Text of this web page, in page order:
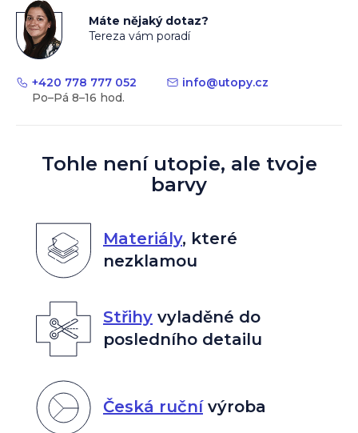
Máte nějaký dotaz?
Tereza vám poradí
+420 778 777 052 info@utopy.cz
Tohle není utopie, ale tvoje
barvy
Materiály, které
nezklamou
Střihyvyladěné do
posledního detailu
Česká ručnívýroba